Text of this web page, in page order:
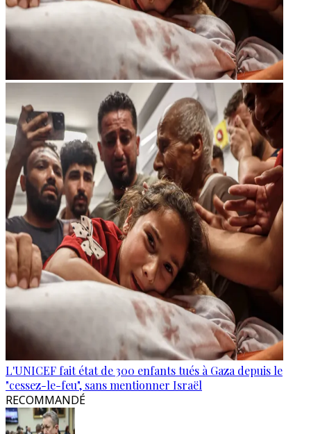
L'UNICEF fait état de 300 enfants tués à Gaza depuis le
"cessez-le-feu", sans mentionner Israël
RECOMMANDÉ